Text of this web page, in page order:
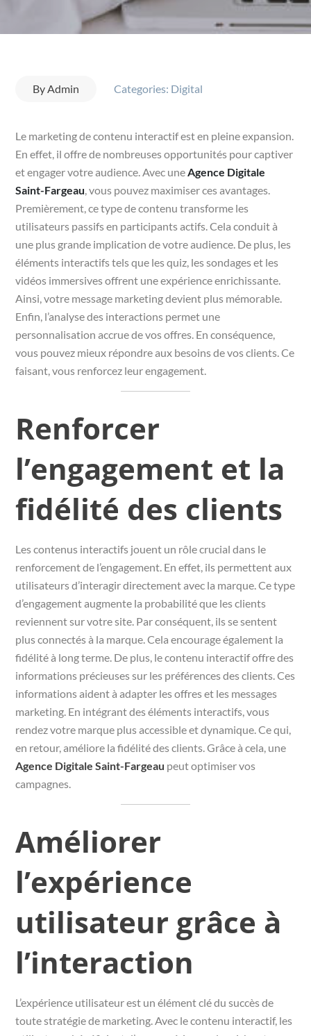
ByAdmin Categories: Digital
Le marketing de contenu interactif est en pleine expansion.
En effet, il offre de nombreuses opportunités pour captiver
et engager votre audience. Avec uneAgence Digitale
Saint-Fargeau, vous pouvez maximiser ces avantages.
Premièrement, ce type de contenu transforme les
utilisateurs passifs en participants actifs. Cela conduit à
une plus grande implication de votre audience. De plus, les
éléments interactifs tels que les quiz, les sondages et les
vidéos immersives offrent une expérience enrichissante.
Ainsi, votre message marketing devient plus mémorable.
Enfin, l’analyse des interactions permet une
personnalisation accrue de vos offres. En conséquence,
vous pouvez mieux répondre aux besoins de vos clients. Ce
faisant, vous renforcez leur engagement.
Renforcer
l’engagement et la
fidélité des clients
Les contenus interactifs jouent un rôle crucial dans le
renforcement de l’engagement. En effet, ils permettent aux
utilisateurs d’interagir directement avec la marque. Ce type
d’engagement augmente la probabilité que les clients
reviennent sur votre site. Par conséquent, ils se sentent
plus connectés à la marque. Cela encourage également la
fidélité à long terme. De plus, le contenu interactif offre des
informations précieuses sur les préférences des clients. Ces
informations aident à adapter les offres et les messages
marketing. En intégrant des éléments interactifs, vous
rendez votre marque plus accessible et dynamique. Ce qui,
en retour, améliore la fidélité des clients. Grâce à cela, une
Agence Digitale Saint-Fargeau peut optimiser vos
campagnes.
Améliorer
l’expérience
utilisateur grâce à
l’interaction
L’expérience utilisateur est un élément clé du succès de
toute stratégie de marketing. Avec le contenu interactif, les